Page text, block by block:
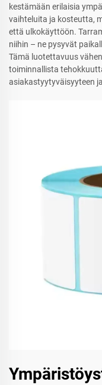
kestämään erilaisia
vaihteluita ja kosteutta,
että ulkokäyttöön.
niihin – ne pysyvät
Tämä luotettavuus
toiminnallista
asiakastyytyväisyyteen